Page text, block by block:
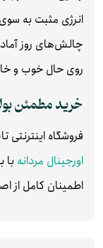
انرژی مثبت به
چالش‌های روز
روی حال خوب و
خرید مطمئن
فروشگاه
اورجینال مردانهبا
اطمینان کامل از